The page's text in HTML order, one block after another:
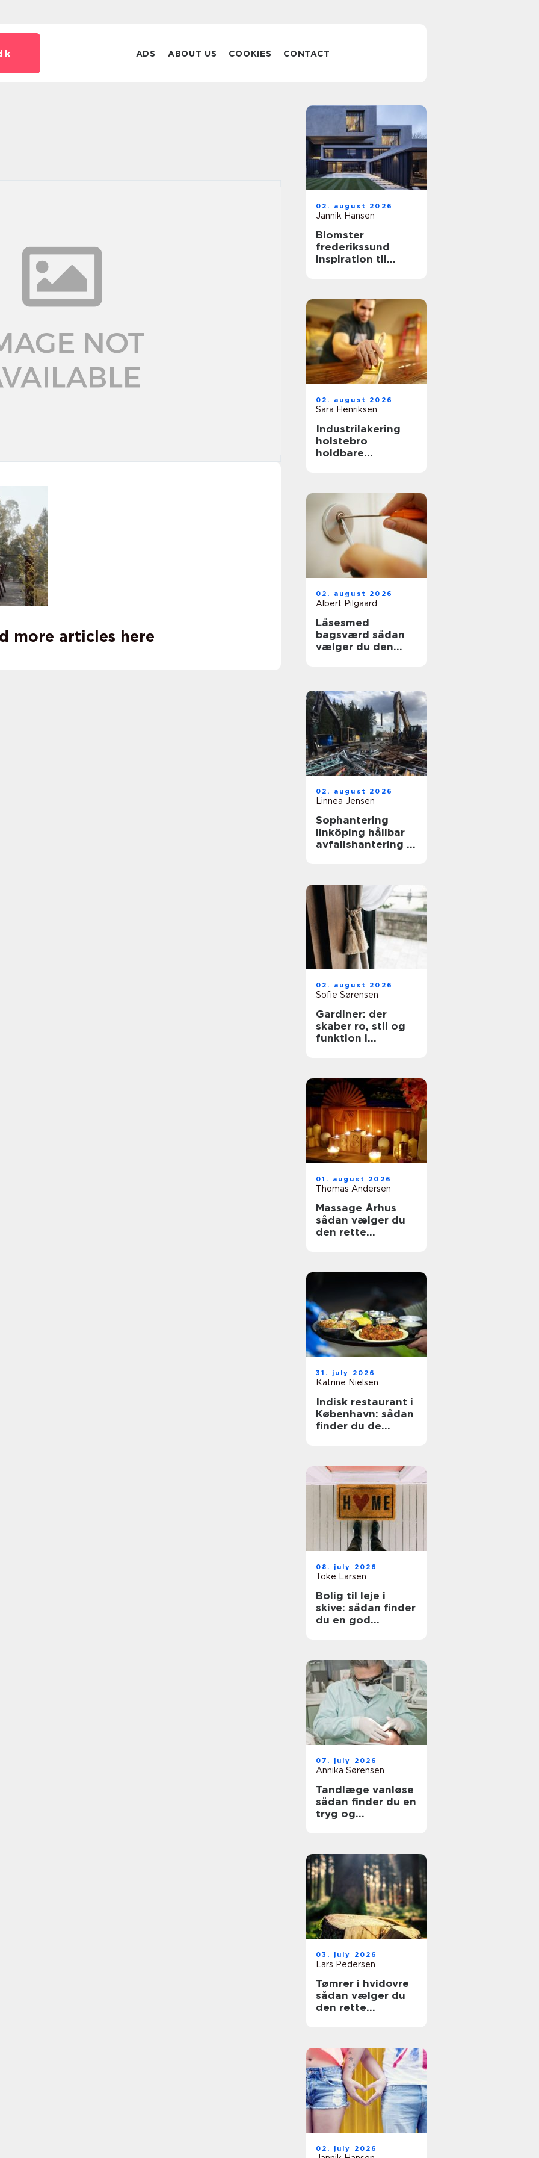
ADS ABOUT US COOKIES CONTACT
more articles here
02. august 2026
Jannik Hansen
Blomster
frederikssund
inspiration til
02. august 2026
Sara Henriksen
Industrilakering
holstebro
holdbare
02. august 2026
Albert Pilgaard
Låsesmed
bagsværd sådan
vælger du den
02. august 2026
Linnea Jensen
Sophantering
linköping hållbar
avfallshantering i
02. august 2026
Sofie Sørensen
Gardiner: der
skaber ro, stil og
funktion i
01. august 2026
Thomas Andersen
Massage Århus
sådan vælger du
den rette
31. july 2026
Katrine Nielsen
Indisk restaurant i
København: sådan
finder du de
08. july 2026
Toke Larsen
Bolig til leje i
skive: sådan finder
du en god
07. july 2026
Annika Sørensen
Tandlæge vanløse
sådan finder du en
tryg og
03. july 2026
Lars Pedersen
Tømrer i hvidovre
sådan vælger du
den rette
02. july 2026